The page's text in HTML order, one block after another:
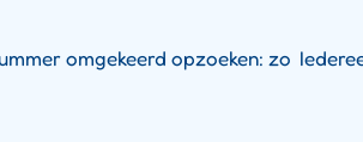
omgekeerd opzoeken: zo